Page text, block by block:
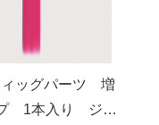
ィッグパーツ 増
1本入り ジン